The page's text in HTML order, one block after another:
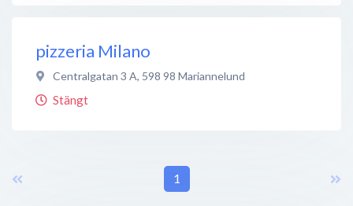
pizzeria Milano
Centralgatan 3 A, 598 98 Mariannelund
Stängt
1